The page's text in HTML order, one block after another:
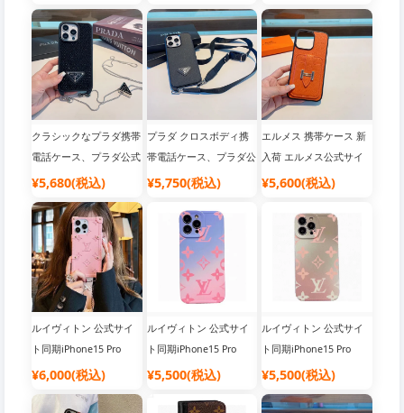
ッジ携帯電話ケース、公
式サイトにて同時発売
話ケース、すべてのボタ
ンが含まれ、ハイエンド
のハードウェア、ハイエ
ンドの高級感 [強い]
オールインクルーシブ携
帯電話ケース、高級高級
[強い]
クラシックなプラダ携帯
電話ケース、プラダ公式
サイト iPhone16 Pro
ングルロゴチェーン、フ
ルシェルチェーン、クロ
スボディ携帯電話ケー
ス、純粋なハンドメイド
ダイヤモンド付き
¥5,680(税込)
プラダ クロスボディ携
帯電話ケース、プラダ公
式サイト iPhone16 Pro
ケース 要小型吊り袋、
要備考、メタルロゴ、ク
ロスグレインレザー ソ
フトエッジ フルパッケ
¥5,750(税込)
エルメス 携帯ケース 新
入荷 エルメス公式サイ
ト同期 iPhone16 Pro
ザー カードホルダー 携
帯ケース ブラック オレ
¥5,600(税込)
ルイヴィトン 公式サイ
ト同期iPhone15 Pro
Maxケース夏の新作モデ
¥6,000(税込)
ルイヴィトン 公式サイ
ト同期iPhone15 Pro
Max ケース 新しい夏ス
¥5,500(税込)
ルイヴィトン 公式サイ
ト同期iPhone15 Pro
Maxケース 新しい夏ス
¥5,500(税込)